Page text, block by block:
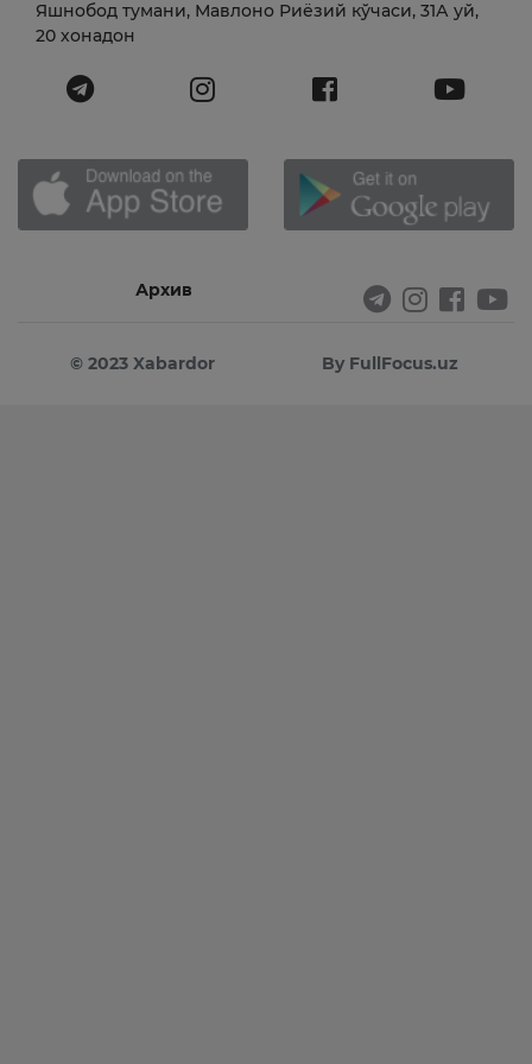
Яшнобод тумани, Мавлоно Риёзий кўчаси, 31А уй,
20 хонадон
Архив
© 2023 Xabardor By FullFocus.uz